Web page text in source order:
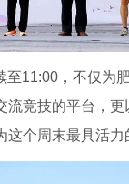
至11:00，不仅为
流竞技的平台，
这个周末最具活力